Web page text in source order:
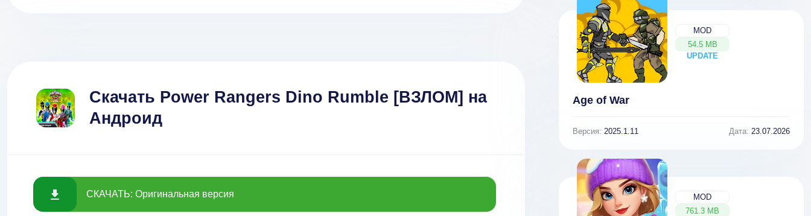
Скачать Power Rangers Dino Rumble [ВЗЛОМ] на
Андроид
СКАЧАТЬ: Оригинальная версия
MOD
54.5 MB
UPDATE
NEW
Age of War
Версия: 2025.1.11 Дата: 23.07.2026
MOD
761.3 MB